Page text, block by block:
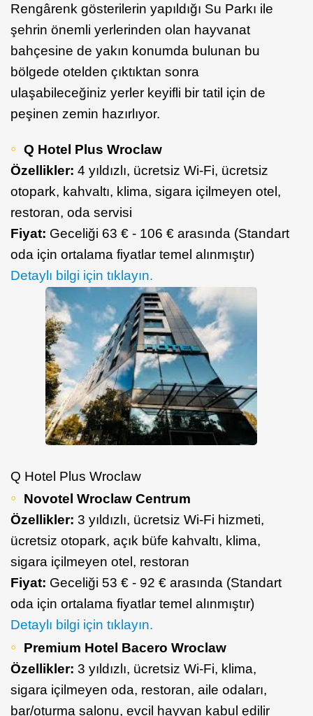
Rengârenk gösterilerin yapıldığı Su Parkı ile
şehrin önemli yerlerinden olan hayvanat
bahçesine de yakın konumda bulunan bu
bölgede otelden çıktıktan sonra
ulaşabileceğiniz yerler keyifli bir tatil için de
peşinen zemin hazırlıyor.
Q Hotel Plus Wroclaw
Özellikler: 4 yıldızlı, ücretsiz Wi-Fi, ücretsiz
otopark, kahvaltı, klima, sigara içilmeyen otel,
restoran, oda servisi
Fiyat: Geceliği 63 € - 106 € arasında (Standart
oda için ortalama fiyatlar temel alınmıştır)
Detaylı bilgi için tıklayın.
Q Hotel Plus Wroclaw
Novotel Wroclaw Centrum
Özellikler: 3 yıldızlı, ücretsiz Wi-Fi hizmeti,
ücretsiz otopark, açık büfe kahvaltı, klima,
sigara içilmeyen otel, restoran
Fiyat: Geceliği 53 € - 92 € arasında (Standart
oda için ortalama fiyatlar temel alınmıştır)
Detaylı bilgi için tıklayın.
Premium Hotel Bacero Wroclaw
Özellikler: 3 yıldızlı, ücretsiz Wi-Fi, klima,
sigara içilmeyen oda, restoran, aile odaları,
bar/oturma salonu, evcil hayvan kabul edilir